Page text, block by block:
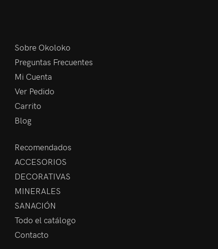
Sobre Okoloko
Preguntas Frecuentes
Mi Cuenta
Ver Pedido
Carrito
Blog
Recomendados
ACCESORIOS
DECORATIVAS
MINERALES
SANACIÓN
Todo el catálogo
Contacto